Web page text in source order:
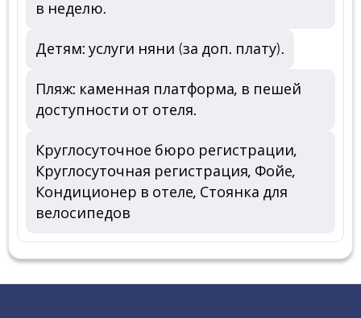
в неделю.
Детям: услуги няни (за доп. плату).
Пляж: каменная платформа, в пешей
доступности от отеля.
Круглосуточное бюро регистрации,
Круглосуточная регистрация, Фойе,
Кондиционер в отеле, Стоянка для
велосипедов